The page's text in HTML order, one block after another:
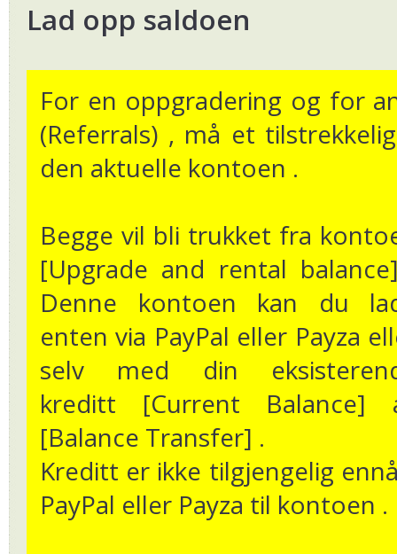
Lad opp saldoen
For en oppgradering og for
(Referrals) , må et
den aktuelle kontoen .
Begge vil bli trukket fra
[Upgrade and rental
Denne kontoen kan du
enten via PayPal eller Payza
selv med din
kreditt [Current Balance]
[Balance Transfer] .
Kreditt er ikke tilgjengelig
PayPal eller Payza til kontoen .